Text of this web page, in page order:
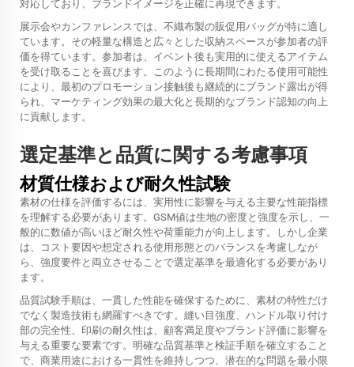
対応しており、ブランドイメージを正確に再現できます。
展示会やカンファレンスでは、不織布製の販促用バッグが特に適し
ています。その軽量な構造と広々とした収納スペースが参加者の評
価を得ています。参加者は、イベント後も実用的に使えるアイテム
を受け取ることを喜びます。このように長期間にわたる使用可能性
により、最初のプロモーション接触後も継続的にブランド露出が得
られ、マーケティング効果の最大化と長期的なブランド認知の向上
に貢献します。
選定基準と品質に関する考慮事項
材質仕様および耐久性試験
素材の仕様を評価するには、実用性に影響を与える主要な性能指標
を理解する必要があります。GSM値は生地の密度と強度を示し、一
般的に数値が高いほど耐久性や荷重能力が向上します。しかし企業
は、コスト要因や想定される使用形態とのバランスを考慮しなが
ら、強度要件と両立させることで選定基準を最適化する必要があり
ます。
品質試験手順は、一貫した性能を確保するために、素材の特性だけ
でなく製造技術も網羅すべきです。縫い目強度、ハンドル取り付け
部の完全性、印刷の耐久性は、顧客満足度やブランド評価に影響を
与える重要な要素です。明確な品質基準と検証手順を確立すること
で、商業用途における一貫性を維持しつつ、潜在的な問題を最小限